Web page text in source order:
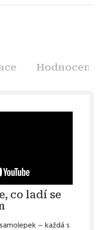
Hodnocení
co ladí se
– každá s